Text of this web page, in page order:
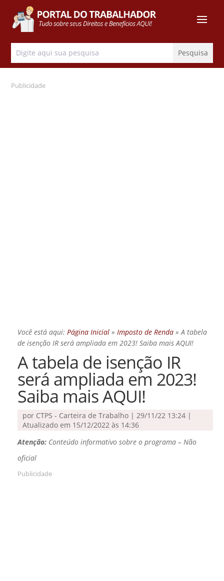
Publicidade
Você está aqui: Página Inicial» Imposto de Renda»A tabela
de isenção IR será ampliada em 2023! Saiba mais AQUI!
A tabela de isenção IR
será ampliada em 2023!
Saiba mais AQUI!
por CTPS - Carteira de Trabalho| 29/11/22 13:24 |
Atualizado em 15/12/2022 às 14:36
Atenção:Conteúdo informativo sobre o programa – Não
oficial
Publicidade